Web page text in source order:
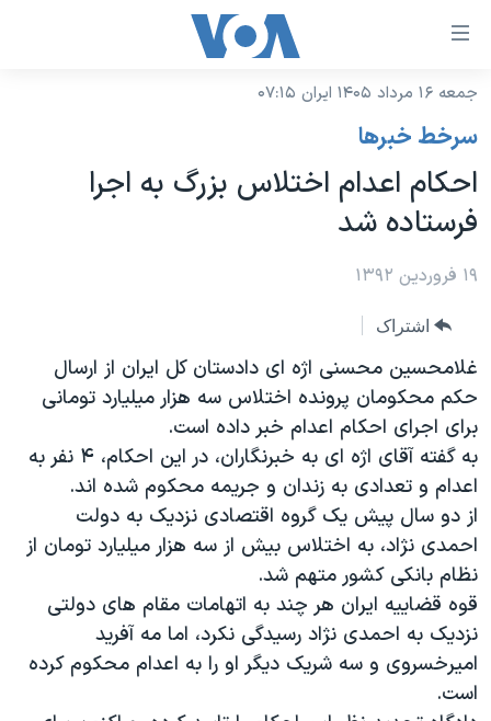
لینکهای
دسترسی
جهش
محتوای
اصلی
به
اصلی
جهش
به
جستجو
نسخه سبک وب‌سایت
موضوع ها
ایران
آمریکا
جهان
گزیده‌ها
ویژه برنامه‌ها
فرهنگ و زندگی
حقوق شهروندی
اقتصادی
علم و فناوری
اسرائیل در جنگ
برنامه های تلویزیونی
جدول برنامه ها
صفحه‌های ویژه
عملیات خشم حماسی
۲۵۰سالگی آمریکا
بایگانی برنامه‌های تلویزیونی
مستندها
انتخابات ریاست جمهوری آمریکا ۲۰۲۴
حمله جمهوری اسلامی به اسرائیل
رمز مهسا
ورزش زنان در ایران
فرکانس‌های صدای آمریکا
پخش رادیویی
یادگیری زبان انگلیسی
دنبال کنید
زبانهای مختلف
جمعه ۱۶ مرداد ۱۴۰۵ ایران ۰۷:۱۵
سرخط خبرها
احکام اعدام اختلاس بزرگ به اجرا
فرستاده شد
۱۹ فروردین ۱۳۹۲
اشتراک
غلامحسین محسنی اژه ای دادستان کل ایران از ارسال
حکم محکومان پرونده اختلاس سه هزار میلیارد تومانی
برای اجرای احکام اعدام خبر داده است.
به گفته آقای اژه ای به خبرنگاران، در این احکام، ۴ نفر به
اعدام و تعدادی به زندان و جریمه محکوم شده اند.
از دو سال پیش یک گروه اقتصادی نزدیک به دولت
احمدی نژاد، به اختلاس بیش از سه هزار میلیارد تومان از
نظام بانکی کشور متهم شد.
قوه قضاییه ایران هر چند به اتهامات مقام های دولتی
نزدیک به احمدی نژاد رسیدگی نکرد، اما مه آفرید
امیرخسروی و سه شریک دیگر او را به اعدام محکوم کرده
است.